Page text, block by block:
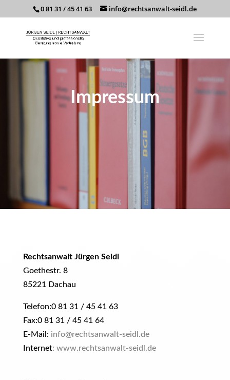
0 81 31 / 45 41 63 info@rechtsanwalt-seidl.de
Impressum
Rechtsanwalt Jürgen Seidl
Goethestr. 8
85221 Dachau
Telefon:0 81 31 / 45 41 63
Fax:0 81 31 / 45 41 64
E-Mail: info@rechtsanwalt-seidl.de
Internet: www.rechtsanwalt-seidl.de